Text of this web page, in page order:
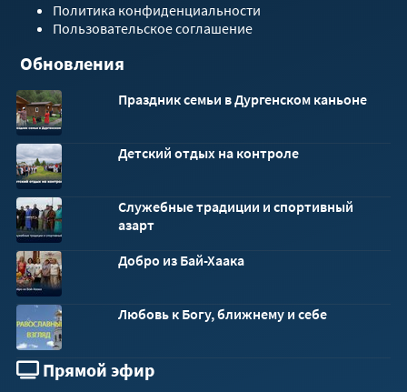
Политика конфиденциальности
Пользовательское соглашение
Обновления
Праздник семьи в Дургенском каньоне
Детский отдых на контроле
Служебные традиции и спортивный
азарт
Добро из Бай-Хаака
Любовь к Богу, ближнему и себе
Прямой эфир